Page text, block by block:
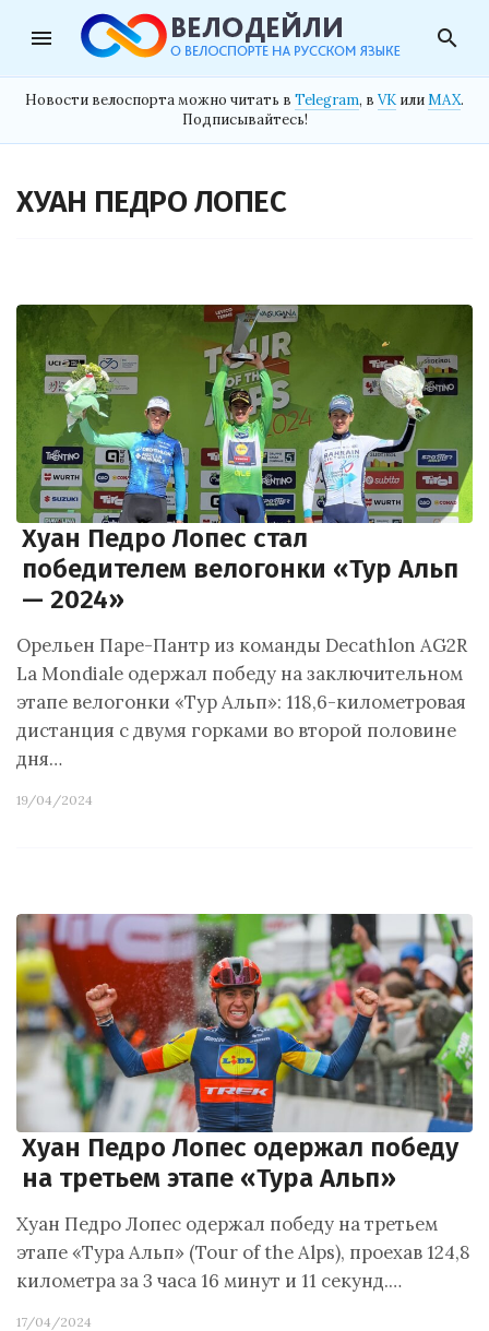
menu search
Новости велоспорта можно читать в Telegram, в VK илиMAX.
Подписывайтесь!
ХУАН ПЕДРО ЛОПЕС
Хуан Педро Лопес стал
победителем велогонки «Тур Альп
— 2024»
Орельен Паре-Пантр из команды Decathlon AG2R
La Mondiale одержал победу на заключительном
этапе велогонки «Тур Альп»: 118,6-километровая
дистанция с двумя горками во второй половине
дня…
19/04/2024
Хуан Педро Лопес одержал победу
на третьем этапе «Тура Альп»
Хуан Педро Лопес одержал победу на третьем
этапе «Тура Альп» (Tour of the Alps), проехав 124,8
километра за 3 часа 16 минут и 11 секунд.…
17/04/2024